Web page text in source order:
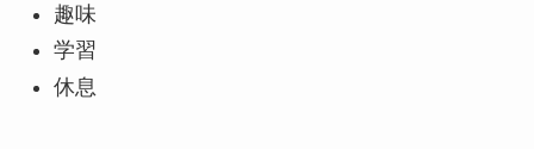
趣味
学習
休息